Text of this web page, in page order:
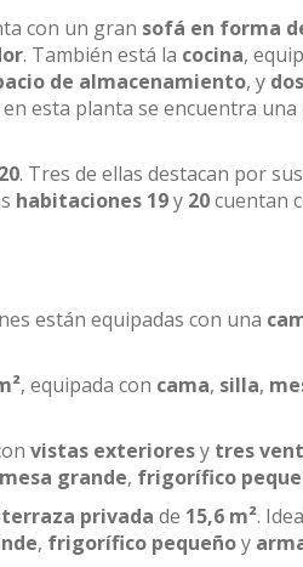
con un gran sofá en forma
. También está la cocina,
de almacenamiento, y
esta planta se encuentra una
. Tres de ellas destacan por sus
habitaciones 19y 20cuentan
están equipadas con una
, equipada con cama, silla,
vistas exterioresy tres
mesa grande, frigorífico
terraza privada de 15,6 m².
, frigorífico pequeñoy